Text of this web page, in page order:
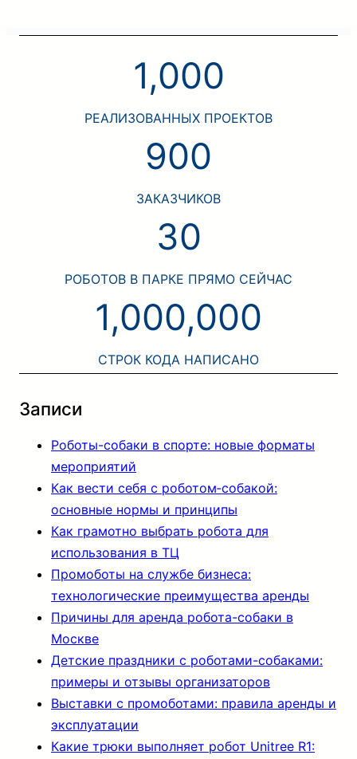
1,000
РЕАЛИЗОВАННЫХ ПРОЕКТОВ
900
ЗАКАЗЧИКОВ
30
РОБОТОВ В ПАРКЕ ПРЯМО СЕЙЧАС
1,000,000
СТРОК КОДА НАПИСАНО
Записи
Роботы-собаки в спорте: новые форматы
мероприятий
Как вести себя с роботом‑собакой:
основные нормы и принципы
Как грамотно выбрать робота для
использования в ТЦ
Промоботы на службе бизнеса:
технологические преимущества аренды
Причины для аренда робота-собаки в
Москве
Детские праздники с роботами-собаками:
примеры и отзывы организаторов
Выставки с промоботами: правила аренды и
эксплуатации
Какие трюки выполняет робот Unitree R1: